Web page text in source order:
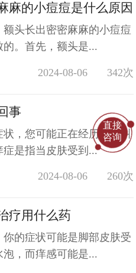
麻的小痘痘是什么原因
头长出密密麻麻的小痘痘
。首先，额头是...
2024-08-06 342次
事
，您可能正在经历一种叫
是指当皮肤受到...
2024-08-06 260次
疗用什么药
的症状可能是脚部皮肤受
，而痒感可能是...
直接
咨询